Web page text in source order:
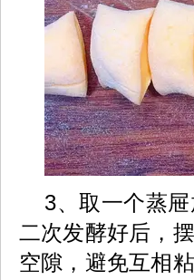
3、取一个蒸
二次发酵好后，
空隙，避免互相